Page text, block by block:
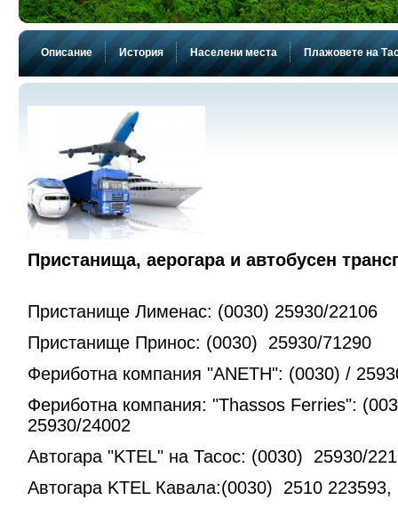
Описание История Населени места Плажовете на
Пристанища, аерогара и автобусен
Пристанище Лименас: (0030) 25930/22106
Пристанище Принос: (0030) 25930/71290
Фериботна компания "ANETH": (0030) /
Фериботна компания: "Thassos Ferries":
25930/24002
Автогара "KTEL" на Тасос: (0030) 25930/
Автогара KTEL Кавала:(0030) 2510 223593,